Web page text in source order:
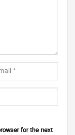
for the next